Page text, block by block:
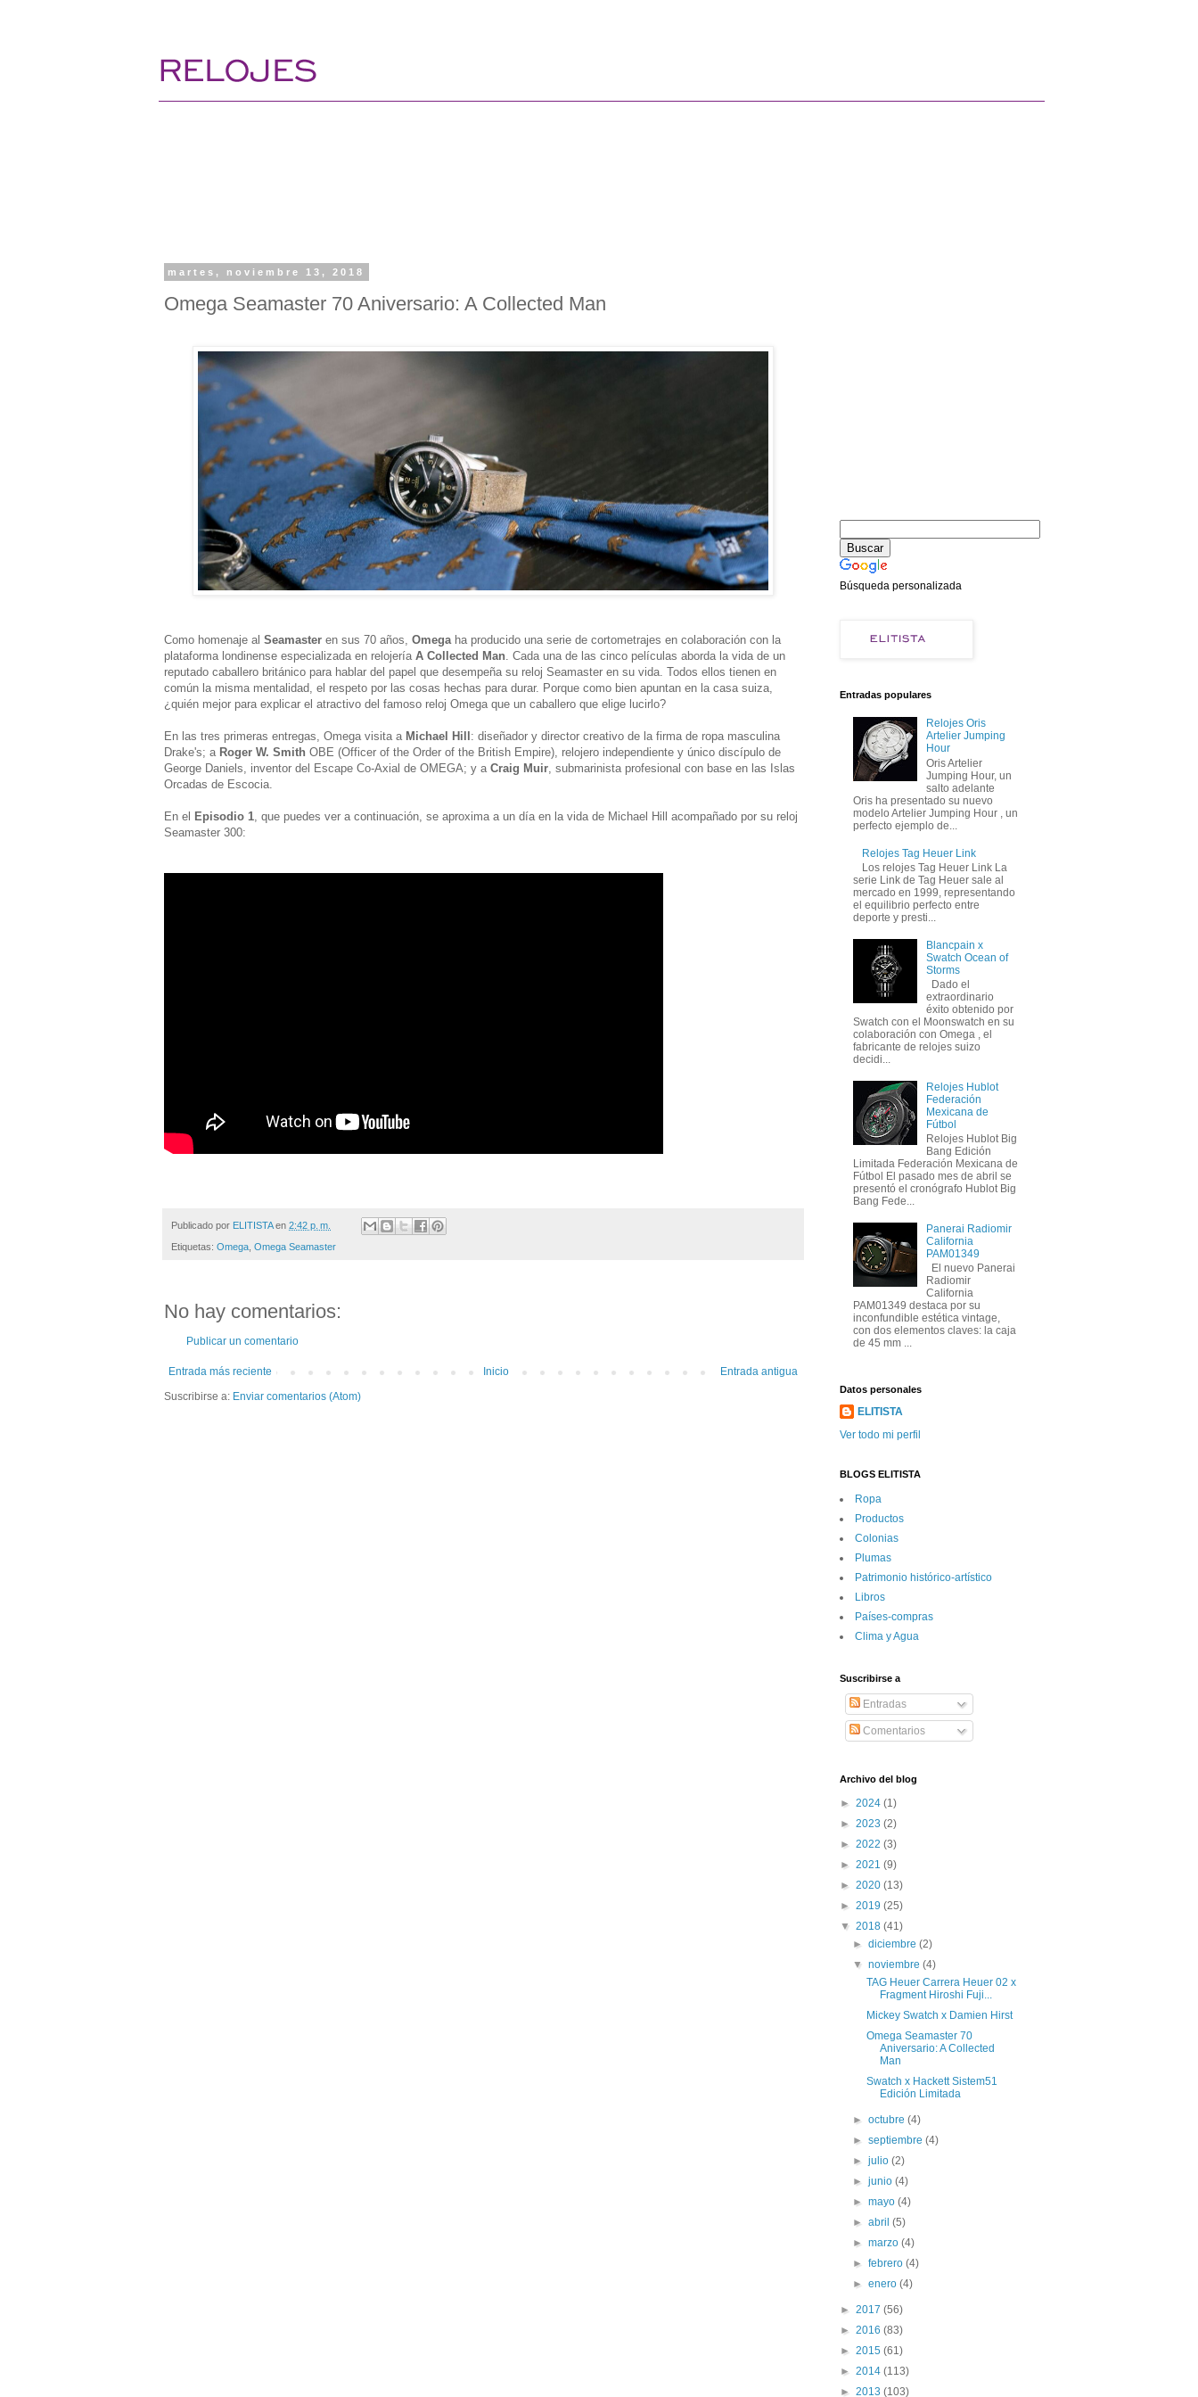
martes, noviembre 13, 2018
Omega Seamaster 70 Aniversario: A Collected Man
Como homenaje al Seamaster en sus 70 años, Omega ha producido una serie de cortometrajes en colaboración con la
plataforma londinense especializada en relojería A Collected Man . Cada una de las cinco películas aborda la vida de un
reputado caballero británico para hablar del papel que desempeña su reloj Seamaster en su vida. Todos ellos tienen en
común la misma mentalidad, el respeto por las cosas hechas para durar. Porque como bien apuntan en la casa suiza,
¿quién mejor para explicar el atractivo del famoso reloj Omega que un caballero que elige lucirlo?
En las tres primeras entregas, Omega visita a Michael Hill: diseñador y director creativo de la firma de ropa masculina
Drake's; a Roger W. Smith OBE (Officer of the Order of the British Empire), relojero independiente y único discípulo de
George Daniels, inventor del Escape Co-Axial de OMEGA; y a Craig Muir , submarinista profesional con base en las Islas
Orcadas de Escocia.
En el Episodio 1 , que puedes ver a continuación, se aproxima a un día en la vida de Michael Hill acompañado por su reloj
Seamaster 300:
Publicado por ELITISTA en 2:42 p. m.
Etiquetas: Omega Omega Seamaster
No hay comentarios:
Publicar un comentario
Entrada más reciente Entrada antigua
Inicio
Suscribirse a: Enviar comentarios (Atom)
Búsqueda personalizada
Entradas populares
Relojes Oris
Artelier Jumping
Hour
Oris Artelier
Jumping Hour, un
salto adelante
Oris ha presentado su nuevo
modelo Artelier Jumping Hour , un
perfecto ejemplo de...
Relojes Tag Heuer Link
Los relojes Tag Heuer Link La
serie Link de Tag Heuer sale al
mercado en 1999, representando
el equilibrio perfecto entre
deporte y presti...
Blancpain x
Swatch Ocean of
Storms
Dado el
extraordinario
éxito obtenido por
Swatch con el Moonswatch en su
colaboración con Omega , el
fabricante de relojes suizo
decidi...
Relojes Hublot
Federación
Mexicana de
Fútbol
Relojes Hublot Big
Bang Edición
Limitada Federación Mexicana de
Fútbol El pasado mes de abril se
presentó el cronógrafo Hublot Big
Bang Fede...
Panerai Radiomir
California
PAM01349
El nuevo Panerai
Radiomir
California
PAM01349 destaca por su
inconfundible estética vintage,
con dos elementos claves: la caja
de 45 mm ...
Datos personales
ELITISTA
Ver todo mi perfil
BLOGS ELITISTA
Ropa
Productos
Colonias
Plumas
Patrimonio histórico-artí­stico
Libros
Paí­ses-compras
Clima y Agua
Suscribirse a
Entradas
Comentarios
Archivo del blog
► 2024 (1)
► 2023 (2)
► 2022 (3)
► 2021 (9)
► 2020 (13)
► 2019 (25)
▼ 2018 (41)
►diciembre(2)
▼noviembre(4)
TAG Heuer Carrera Heuer 02 x
Fragment Hiroshi Fuji...
Mickey Swatch x Damien Hirst
Omega Seamaster 70
Aniversario: A Collected
Man
Swatch x Hackett Sistem51
Edición Limitada
►octubre(4)
►septiembre(4)
►julio(2)
►junio(4)
►mayo(4)
►abril(5)
►marzo(4)
►febrero(4)
►enero(4)
► 2017 (56)
► 2016 (83)
► 2015 (61)
► 2014 (113)
► 2013 (103)